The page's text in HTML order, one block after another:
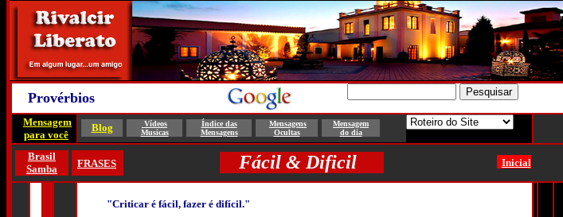
Provérbios
Mensagem
para você
Blog
Vídeos
Musicas
Índice das
Mensagens
Mensagens
Ocultas
Mensagem
do dia
Brasil
Samba
FRASES Fácil & Dificil Inicial
"Criticar é fácil, fazer é difícil."